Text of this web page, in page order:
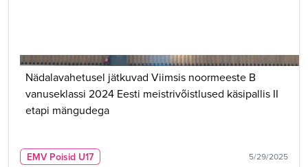
Nädalavahetusel jätkuvad Viimsis noormeeste B
vanuseklassi 2024 Eesti meistrivõistlused käsipallis II
etapi mängudega
EMV Poisid U17 5/29/2025